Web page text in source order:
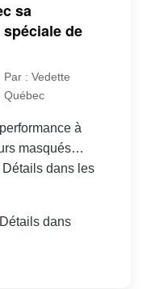
sa
de
Par : Vedette
Québec
à
masqués…
dans les
dans